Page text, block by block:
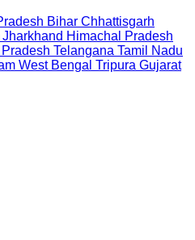
Bihar Chhattisgarh
Jharkhand Himachal Pradesh
Telangana Tamil Nadu
West Bengal Tripura Gujarat